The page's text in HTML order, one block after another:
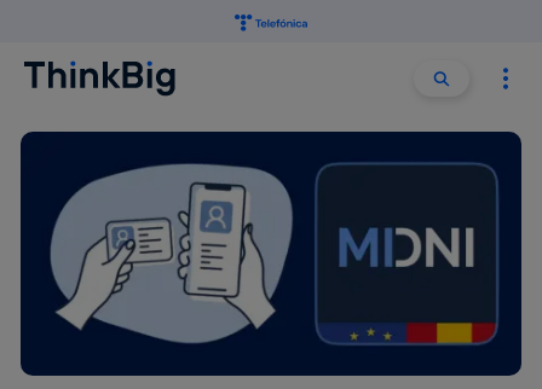
Buscar